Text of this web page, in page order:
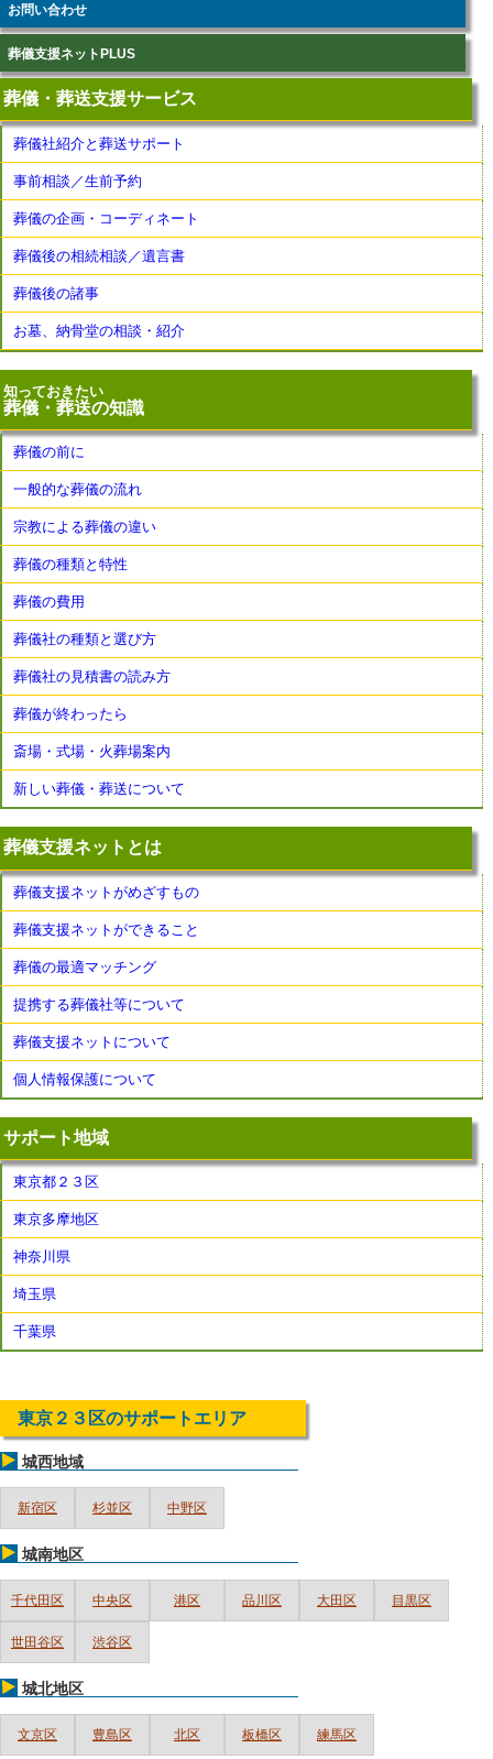
お問い合わせ
葬儀支援ネットPLUS
葬儀・葬送支援サービス
葬儀社紹介と葬送サポート
事前相談／生前予約
葬儀の企画・コーディネート
葬儀後の相続相談／遺言書
葬儀後の諸事
お墓、納骨堂の相談・紹介
知っておきたい
葬儀・葬送の知識
葬儀の前に
一般的な葬儀の流れ
宗教による葬儀の違い
葬儀の種類と特性
葬儀の費用
葬儀社の種類と選び方
葬儀社の見積書の読み方
葬儀が終わったら
斎場・式場・火葬場案内
新しい葬儀・葬送について
葬儀支援ネットとは
葬儀支援ネットがめざすもの
葬儀支援ネットができること
葬儀の最適マッチング
提携する葬儀社等について
葬儀支援ネットについて
個人情報保護について
サポート地域
東京都２３区
東京多摩地区
神奈川県
埼玉県
千葉県
東京２３区のサポートエリア
城西地域
新宿区 杉並区 中野区
城南地区
千代田区 中央区 港区 品川区 大田区 目黒区
世田谷区 渋谷区
城北地区
文京区 豊島区 北区 板橋区 練馬区